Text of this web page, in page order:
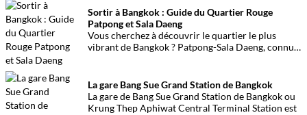
sont remis en question. Cet événement tragique
pourrait-il marquer la fermeture du marché de
Chatuchak à Bangkok ?
Sortir à Bangkok : Guide du Quartier Rouge
Patpong et Sala Daeng
Vous cherchez à découvrir le quartier le plus
vibrant de Bangkok ? Patpong-Sala Daeng, connu
famille. Ce quartier, célèbre pour ses bars animés,
son quartier rouge, et ses rues gay-friendly, n’est
pas adapté pour les enfants.
La gare Bang Sue Grand Station de Bangkok
La gare de Bang Sue Grand Station de Bangkok ou
Krung Thep Aphiwat Central Terminal Station est